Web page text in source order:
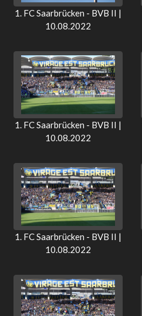
1. FC Saarbrücken - BVB II |
10.08.2022
1. FC Saarbrücken - BVB II |
10.08.2022
1. FC Saarbrücken - BVB II |
10.08.2022